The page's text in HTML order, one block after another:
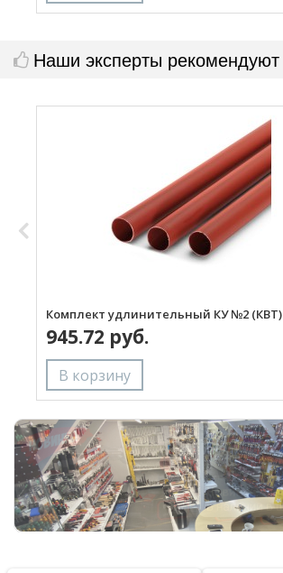
Наши эксперты рекомендуют
Комплект удлинительный КУ №2 (КВТ)
945.72 руб.